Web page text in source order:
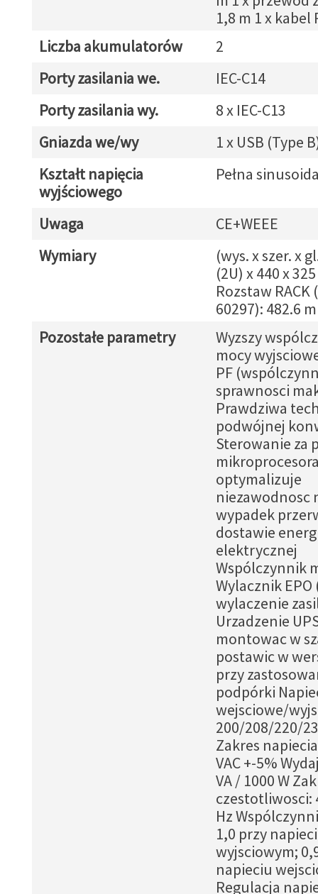
1,8 m 1 x kabel
Liczba akumulatorów
2
Porty zasilania we.
IEC-C14
Porty zasilania wy.
8 x IEC-C13
Gniazda we/wy
1 x USB (Type
Kształt napięcia
wyjściowego
Pełna
Uwaga
CE+WEEE
Wymiary
(wys. x szer. x
(2U) x 440 x
Rozstaw RACK
60297): 482.6
Pozostałe parametry
Wyzszy
mocy
PF
sprawnosci
Prawdziwa
podwójnej
Sterowanie za
optymalizuje
niezawodnosc
wypadek
dostawie
elektrycznej
Wspólczynnik
Wylacznik
wylaczenie
Urzadzenie
montowac w
postawic w
przy
podpórki
wejsciowe/
200/208/220/
Zakres
VAC +-5%
VA / 1000 W
czestotliwosci:
Hz
1,0 przy
wyjsciowym;
napieciu
Regulacja